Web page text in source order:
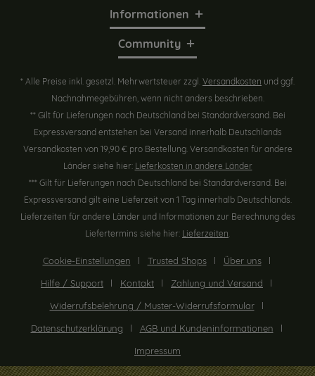
Informationen
Community
* Alle Preise inkl. gesetzl. Mehrwertsteuer zzgl. Versandkosten und ggf.
Nachnahmegebühren, wenn nicht anders beschrieben.
** Gilt für Lieferungen nach Deutschland bei Standardversand. Bei
Expressversand entstehen bei Versand innerhalb Deutschlands
Versandkosten von 19,90 € pro Bestellung. Versandkosten für andere
Länder siehe hier: Lieferkosten in andere Länder
*** Gilt für Lieferungen nach Deutschland bei Standardversand. Bei
Expressversand gilt eine Lieferzeit von 1 Tag innerhalb Deutschlands.
Lieferzeiten für andere Länder und Informationen zur Berechnung des
Liefertermins siehe hier: Lieferzeiten
Cookie-Einstellungen Trusted Shops
Über uns
Hilfe / Support
Kontakt
Zahlung und Versand
Widerrufsbelehrung / Muster-Widerrufsformular
Datenschutzerklärung
AGB und Kundeninformationen
Impressum